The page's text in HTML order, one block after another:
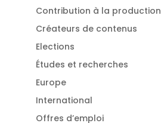
Contribution à la production
Créateurs de contenus
Elections
Études et recherches
Europe
International
Offres d’emploi